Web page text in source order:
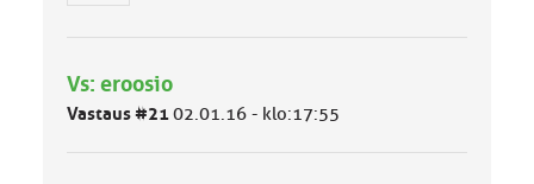
l
u
Vs: eroosio
Vastaus #2102.01.16 - klo:17:55